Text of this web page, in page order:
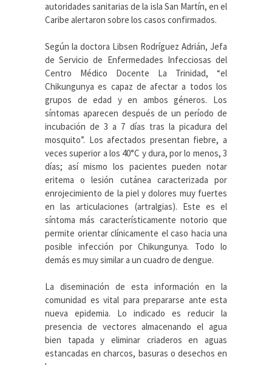
autoridades sanitarias de la isla San Martín, en el
Caribe alertaron sobre los casos confirmados.
Según la doctora Libsen Rodríguez Adrián, Jefa
de Servicio de Enfermedades Infecciosas del
Centro Médico Docente La Trinidad, “el
Chikungunya es capaz de afectar a todos los
grupos de edad y en ambos géneros. Los
síntomas aparecen después de un período de
incubación de 3 a 7 días tras la picadura del
mosquito”. Los afectados presentan fiebre, a
veces superior a los 40°C y dura, por lo menos, 3
días; así mismo los pacientes pueden notar
eritema o lesión cutánea caracterizada por
enrojecimiento de la piel y dolores muy fuertes
en las articulaciones (artralgias). Este es el
síntoma más característicamente notorio que
permite orientar clínicamente el caso hacia una
posible infección por Chikungunya. Todo lo
demás es muy similar a un cuadro de dengue.
La diseminación de esta información en la
comunidad es vital para prepararse ante esta
nueva epidemia. Lo indicado es reducir la
presencia de vectores almacenando el agua
bien tapada y eliminar criaderos en aguas
estancadas en charcos, basuras o desechos en